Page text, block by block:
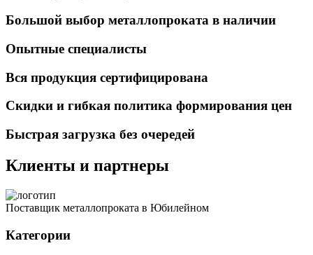
Большой выбор металлопроката в наличии
Опытные специалисты
Вся продукция сертифицирована
Скидки и гибкая политика формирования цен
Быстрая загрузка без очередей
Клиенты и партнеры
Поставщик металлопроката в Юбилейном
Категории